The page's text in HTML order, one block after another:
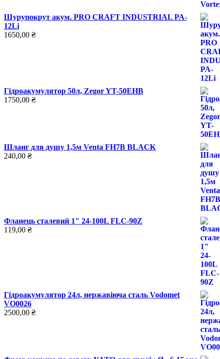
Шурупокрут акум. PRO CRAFT INDUSTRIAL PA-
12Li
1650,00 ₴
Гідроакумулятор 50л, Zegor YT-50EHB
1750,00 ₴
Шланг для душу 1,5м Venta FH7B BLACK
240,00 ₴
Фланець сталевий 1" 24-100L FLC-90Z
119,00 ₴
Гідроакумулятор 24л, нержавіюча сталь Vodomet
VO0026
2500,00 ₴